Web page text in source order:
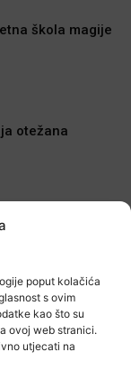
poput kolačića
s ovim
kao što su
ovoj web stranici.
utjecati na
škola magije
otežana
će obilježiti